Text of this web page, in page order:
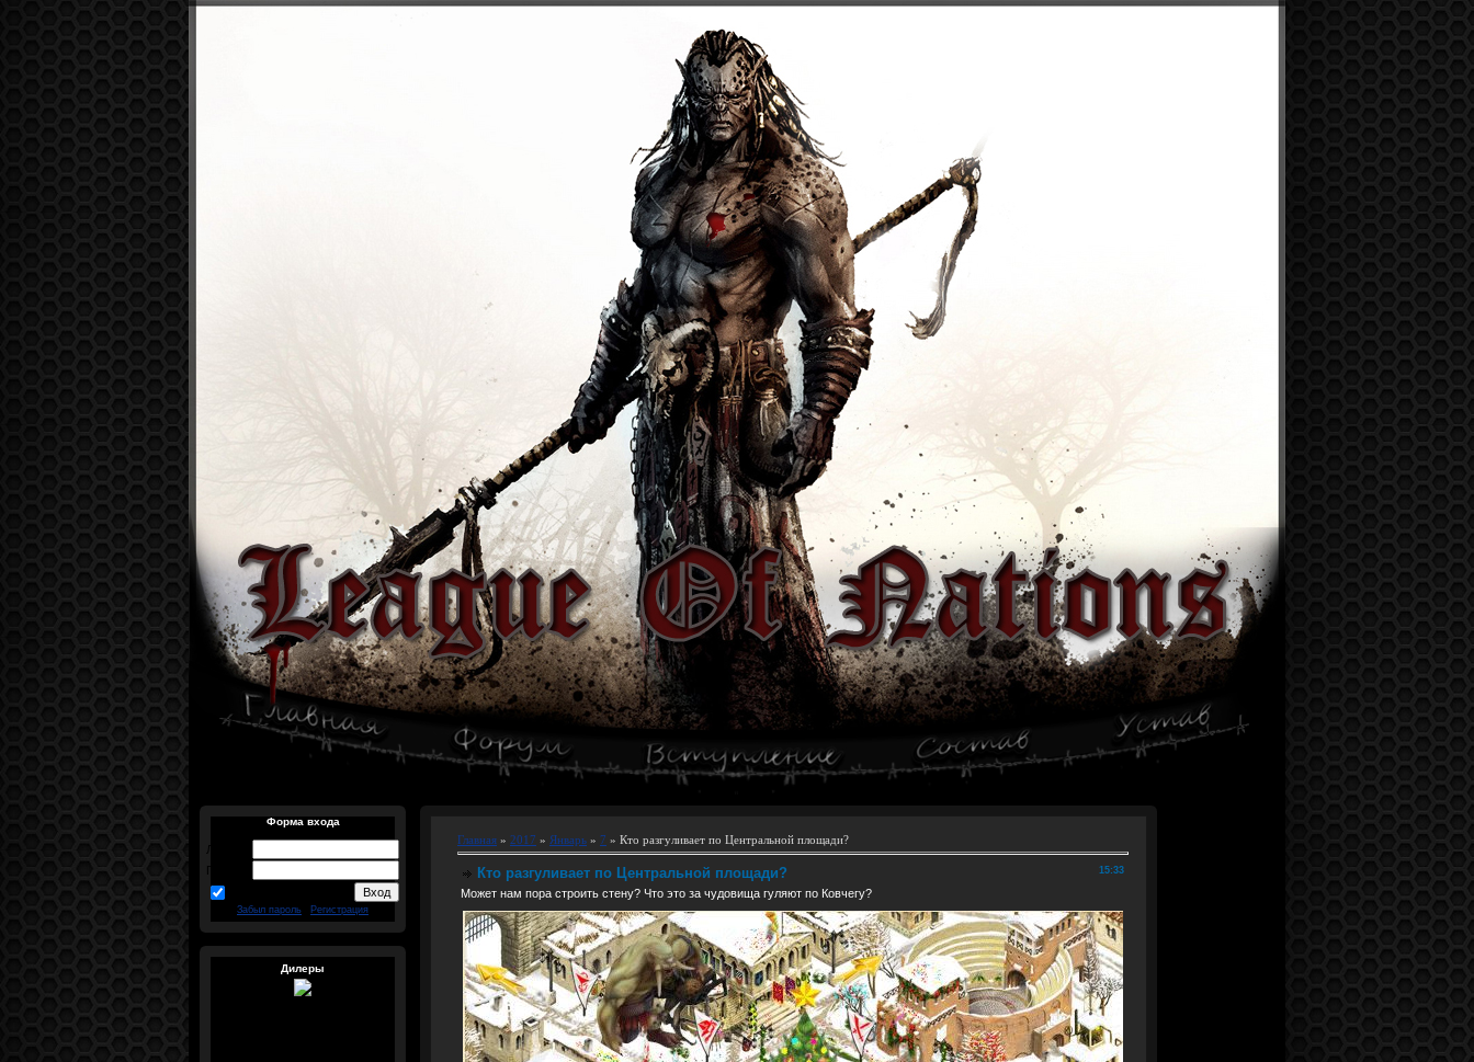
Форма входа
Логин:
Пароль:
Забыл пароль Регистрация
Дилеры
Главная » 2017 » Январь » 7 » Кто разгуливает по Центральной площади?
15:33
Кто разгуливает по Центральной площади?
Может нам пора строить стену? Что это за чудовища гуляют по Ковчегу?